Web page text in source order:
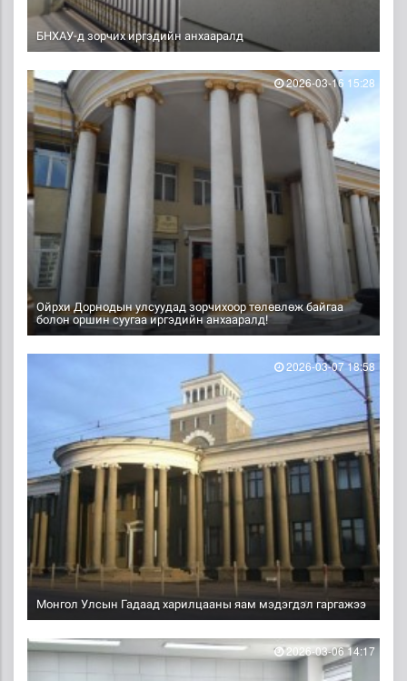
БНХАУ-д зорчих иргэдийн анхааралд
Ойрхи Дорнодын улсуудад зорчихоор төлөвлөж байгаа
болон оршин суугаа иргэдийн анхааралд!
2026-03-16 15:28
Монгол Улсын Гадаад харилцааны яам мэдэгдэл гаргажээ
2026-03-07 18:58
2026-03-06 14:17